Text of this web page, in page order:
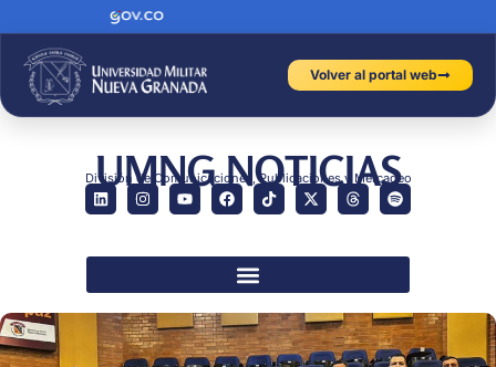
Volver al portal web
UMNG NOTICIAS
División de Comunicaciones, Publicaciones y Mercadeo